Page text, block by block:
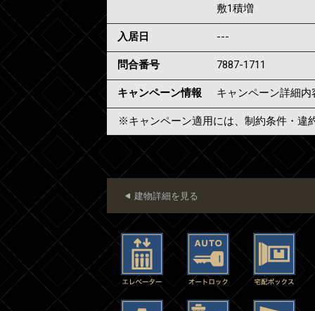
敷1積増
入居日 ---
問合番号 7887-1711
キャンペーン情報 キャンペーン詳細
※キャンペーン適用には、制約条件・違
建物詳細を見る